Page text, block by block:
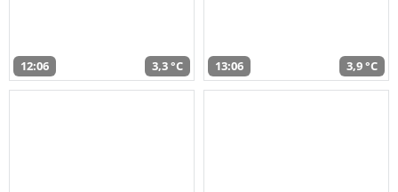
12:06 3,3 °C 13:06 3,9 °C